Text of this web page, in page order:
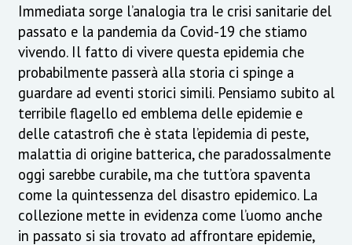
Immediata sorge l’analogia tra le crisi sanitarie del
passato e la pandemia da Covid-19 che stiamo
vivendo. Il fatto di vivere questa epidemia che
probabilmente passerà alla storia ci spinge a
guardare ad eventi storici simili. Pensiamo subito al
terribile flagello ed emblema delle epidemie e
delle catastrofi che è stata l’epidemia di peste,
malattia di origine batterica, che paradossalmente
oggi sarebbe curabile, ma che tutt’ora spaventa
come la quintessenza del disastro epidemico. La
collezione mette in evidenza come l’uomo anche
in passato si sia trovato ad affrontare epidemie,